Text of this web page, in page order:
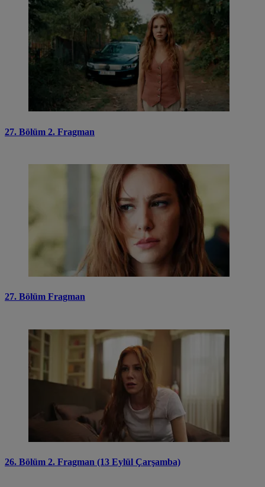
27. Bölüm 2. Fragman
27. Bölüm Fragman
26. Bölüm 2. Fragman (13 Eylül Çarşamba)